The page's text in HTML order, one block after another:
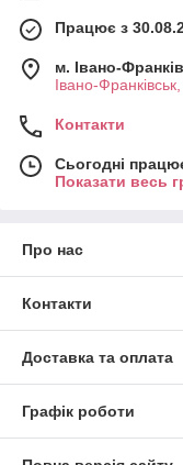
Працює з
м. Івано-
Івано-
Контакти
Сьогодні
Показати весь
Про нас
Контакти
Доставка та оплата
Графік роботи